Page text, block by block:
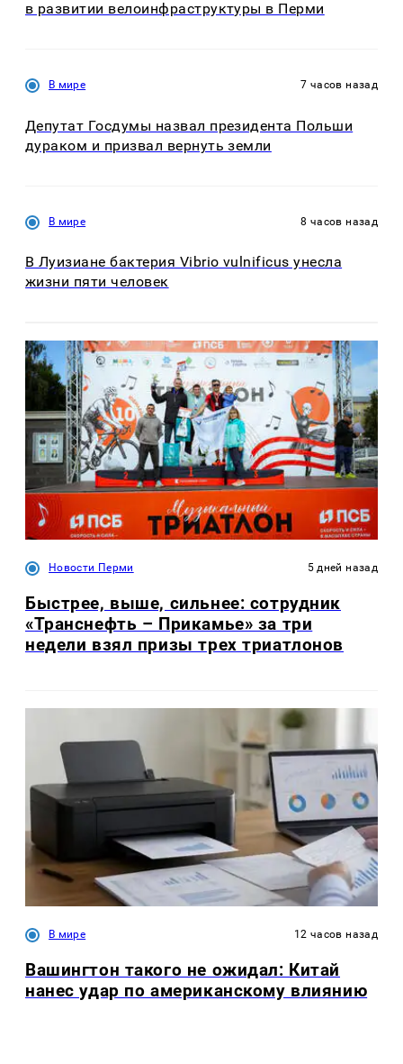
в развитии велоинфраструктуры в Перми
В мире 7 часов назад
Депутат Госдумы назвал президента Польши
дураком и призвал вернуть земли
В мире 8 часов назад
В Луизиане бактерия Vibrio vulnificus унесла
жизни пяти человек
Новости Перми 5 дней назад
Быстрее, выше, сильнее: сотрудник
«Транснефть – Прикамье» за три
недели взял призы трех триатлонов
В мире 12 часов назад
Вашингтон такого не ожидал: Китай
нанес удар по американскому влиянию